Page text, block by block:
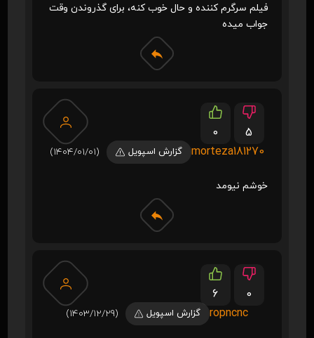
فیلم سرگرم کننده و حال خوب کنه، برای گذروندن وقت
جواب میده
0
5
morteza181270
گزارش اسپویل (1404/01/01)
خوشم نیومد
6
0
ropncnc
گزارش اسپویل (1403/12/29)